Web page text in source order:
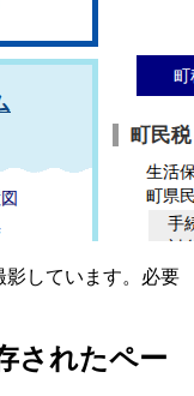
影しています。必要
されたペー